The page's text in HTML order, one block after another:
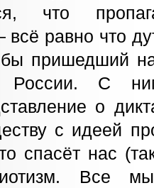
что
равно что
бы пришедший
С
о
с идеей
спасёт нас
Все